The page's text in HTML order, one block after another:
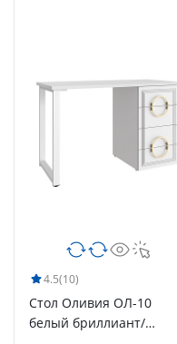
4.5(10)
Стол Оливия ОЛ-10
белый бриллиант/